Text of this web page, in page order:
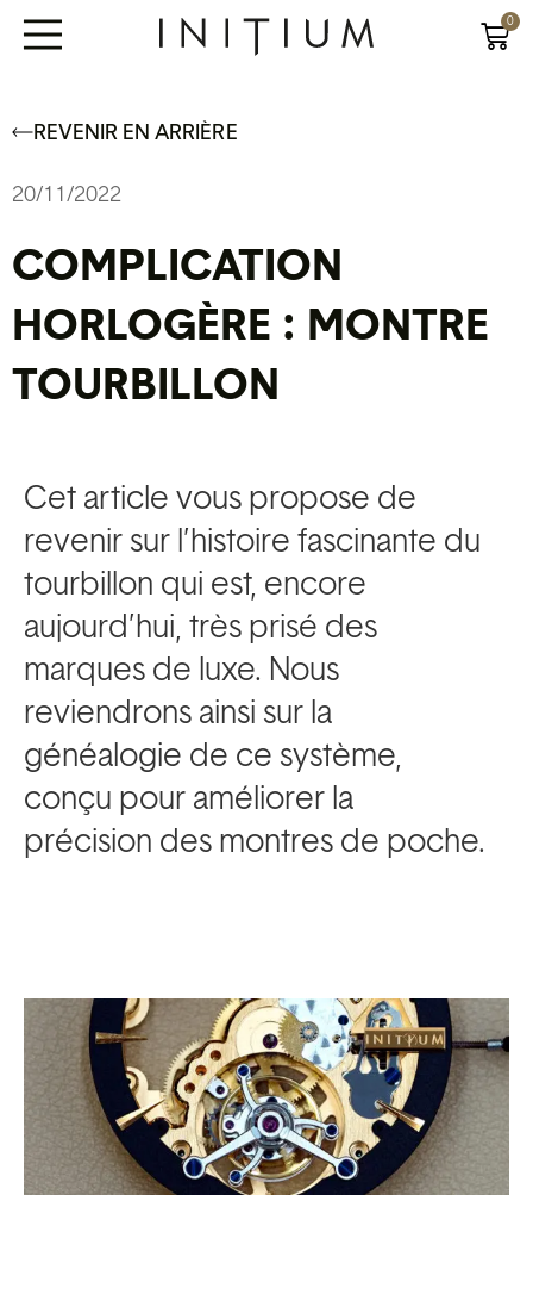
0
REVENIR EN ARRIÈRE
20/11/2022
COMPLICATION
HORLOGÈRE : MONTRE
TOURBILLON
Cet article vous propose de
revenir sur l’histoire fascinante du
tourbillon qui est, encore
aujourd’hui, très prisé des
marques de luxe. Nous
reviendrons ainsi sur la
généalogie de ce système,
conçu pour améliorer la
précision des montres de poche.